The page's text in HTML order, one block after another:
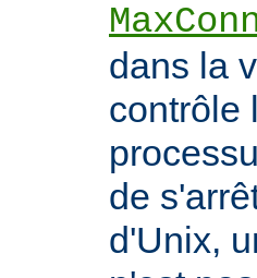
dans la
contrôle
de
d'Unix,